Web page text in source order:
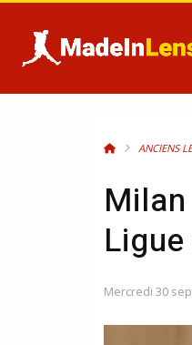
ANCIENS
Mercredi 30